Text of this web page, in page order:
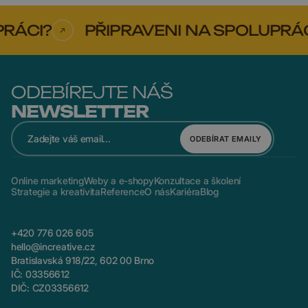
PŘIPRAVENI NA
ODEBÍREJTE NÁŠ
NEWSLETTER
ODEBÍRAT EMAILY
Online marketingWeby a e-shopyKonzultace a školení
Strategie a kreativitaReferenceO násKariéraBlog
+420 776 026 605
hello@increative.cz
Bratislavská 918/22, 602 00 Brno
IČ: 03356612
DIČ: CZ03356612